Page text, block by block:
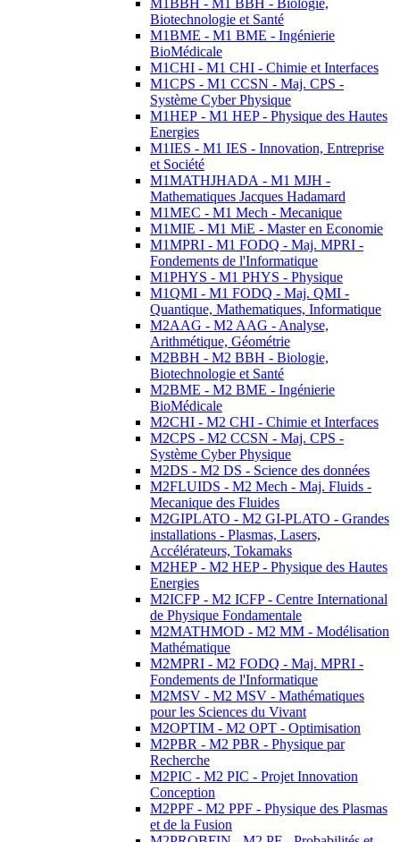
M1BBH - M1 BBH - Biologie,
Biotechnologie et Santé
M1BME - M1 BME - Ingénierie
BioMédicale
M1CHI - M1 CHI - Chimie et Interfaces
M1CPS - M1 CCSN - Maj. CPS -
Système Cyber Physique
M1HEP - M1 HEP - Physique des Hautes
Energies
M1IES - M1 IES - Innovation, Entreprise
et Société
M1MATHJHADA - M1 MJH -
Mathematiques Jacques Hadamard
M1MEC - M1 Mech - Mecanique
M1MIE - M1 MiE - Master en Economie
M1MPRI - M1 FODQ - Maj. MPRI -
Fondements de l'Informatique
M1PHYS - M1 PHYS - Physique
M1QMI - M1 FODQ - Maj. QMI -
Quantique, Mathematiques, Informatique
M2AAG - M2 AAG - Analyse,
Arithmétique, Géométrie
M2BBH - M2 BBH - Biologie,
Biotechnologie et Santé
M2BME - M2 BME - Ingénierie
BioMédicale
M2CHI - M2 CHI - Chimie et Interfaces
M2CPS - M2 CCSN - Maj. CPS -
Système Cyber Physique
M2DS - M2 DS - Science des données
M2FLUIDS - M2 Mech - Maj. Fluids -
Mecanique des Fluides
M2GIPLATO - M2 GI-PLATO - Grandes
installations - Plasmas, Lasers,
Accélérateurs, Tokamaks
M2HEP - M2 HEP - Physique des Hautes
Energies
M2ICFP - M2 ICFP - Centre International
de Physique Fondamentale
M2MATHMOD - M2 MM - Modélisation
Mathématique
M2MPRI - M2 FODQ - Maj. MPRI -
Fondements de l'Informatique
M2MSV - M2 MSV - Mathématiques
pour les Sciences du Vivant
M2OPTIM - M2 OPT - Optimisation
M2PBR - M2 PBR - Physique par
Recherche
M2PIC - M2 PIC - Projet Innovation
Conception
M2PPF - M2 PPF - Physique des Plasmas
et de la Fusion